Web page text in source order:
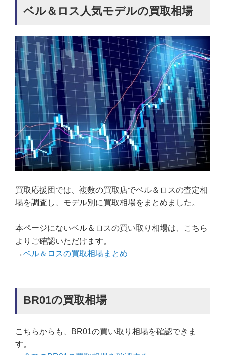
ベル＆ロス人気モデルの買取相場
買取応援団では、複数の買取店でベル＆ロスの査定相
場を調査し、モデル別に買取相場をまとめました。
本ページにないベル＆ロスの買い取り相場は、こちら
よりご確認いただけます。
→ベル＆ロスの買取相場まとめ
BR01の買取相場
こちらからも、BR01の買い取り相場を確認できま
す。